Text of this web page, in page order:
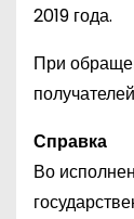
2019 года.
При
Справка
Во